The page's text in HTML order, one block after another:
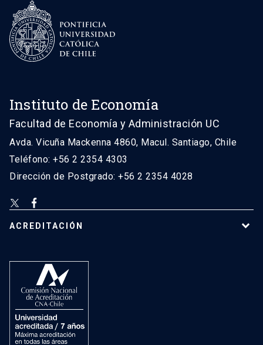
Instituto de Economía
Facultad de Economía y Administración UC
Avda. Vicuña Mackenna 4860, Macul. Santiago, Chile
Teléfono: +56 2 2354 4303
Dirección de Postgrado: +56 2 2354 4028
ACREDITACIÓN